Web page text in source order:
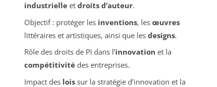
industrielleet droits d’auteur.
Objectif : protéger les inventions, les œuvres
littéraires et artistiques, ainsi que les designs.
Rôle des droits de PI dans l’innovation et la
compétitivitédes entreprises.
Impact des loissur la stratégie d’innovation et la